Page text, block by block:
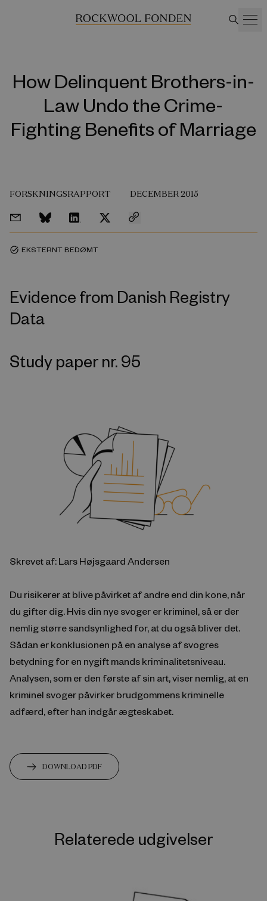
How Delinquent Brothers-in-
Law Undo the Crime-
Fighting Benefits of Marriage
FORSKNINGSRAPPORT DECEMBER 2015
task_alt EKSTERNT BEDØMT
Evidence from Danish Registry
Data
Study paper nr. 95
Skrevet af: Lars Højsgaard Andersen
Du risikerer at blive påvirket af andre end din kone, når
du gifter dig. Hvis din nye svoger er kriminel, så er der
nemlig større sandsynlighed for, at du også bliver det.
Sådan er konklusionen på en analyse af svogres
betydning for en nygift mands kriminalitetsniveau.
Analysen, som er den første af sin art, viser nemlig, at en
kriminel svoger påvirker brudgommens kriminelle
adfærd, efter han indgår ægteskabet.
DOWNLOAD PDF
Relaterede udgivelser